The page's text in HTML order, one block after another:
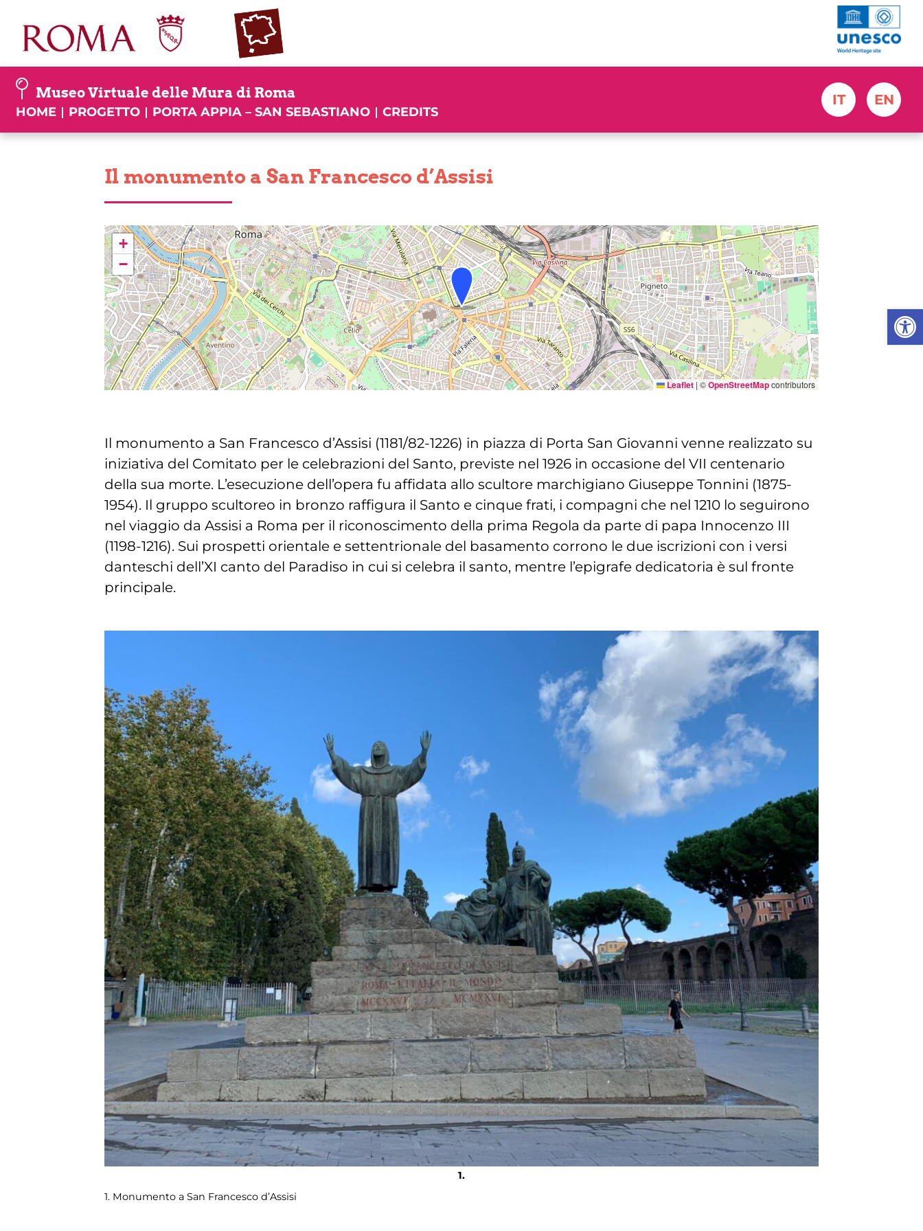
Apri
content
Museo Virtuale delle Mura di Roma
HOME PROGETTO PORTA APPIA – SAN SEBASTIANO CREDITS
IT EN
Il monumento a San Francesco d’Assisi
+
−
Leaflet | ©OpenStreetMapcontributors
Il monumento a San Francesco d’Assisi (1181/82-1226) in piazza di Porta San Giovanni venne realizzato su
iniziativa del Comitato per le celebrazioni del Santo, previste nel 1926 in occasione del VII centenario
della sua morte. L’esecuzione dell’opera fu affidata allo scultore marchigiano Giuseppe Tonnini (1875-
1954). Il gruppo scultoreo in bronzo raffigura il Santo e cinque frati, i compagni che nel 1210 lo seguirono
nel viaggio da Assisi a Roma per il riconoscimento della prima Regola da parte di papa Innocenzo III
(1198-1216). Sui prospetti orientale e settentrionale del basamento corrono le due iscrizioni con i versi
danteschi dell’XI canto del Paradiso in cui si celebra il santo, mentre l’epigrafe dedicatoria è sul fronte
principale.
1. Monumento a San Francesco d’Assisi